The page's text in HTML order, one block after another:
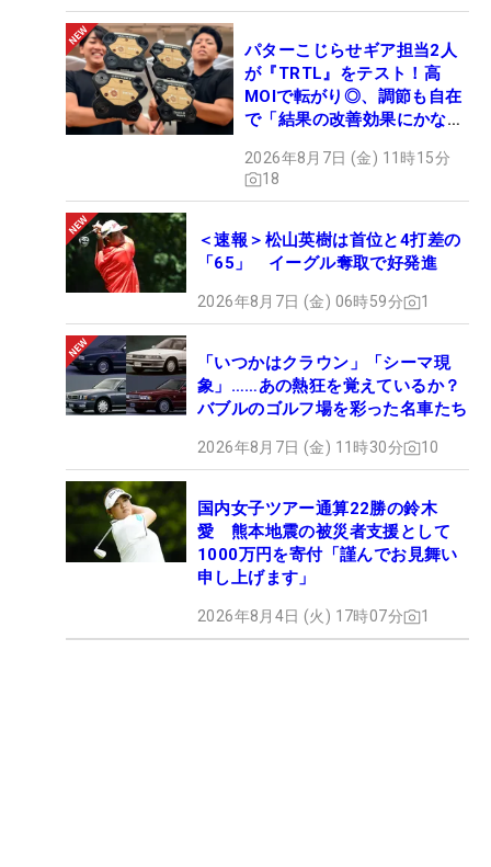
パターこじらせギア担当2人
が『TRTL』をテスト！高
MOIで転がり◎、調節も自在
で「結果の改善効果にかなり
2026年8月7日 (金) 11時15分
18
＜速報＞松山英樹は首位と4打差の
「65」 イーグル奪取で好発進
2026年8月7日 (金) 06時59分 1
「いつかはクラウン」「シーマ現
象」……あの熱狂を覚えているか？
バブルのゴルフ場を彩った名車たち
2026年8月7日 (金) 11時30分 10
国内女子ツアー通算22勝の鈴木
愛 熊本地震の被災者支援として
1000万円を寄付「謹んでお見舞い
申し上げます」
2026年8月4日 (火) 17時07分 1